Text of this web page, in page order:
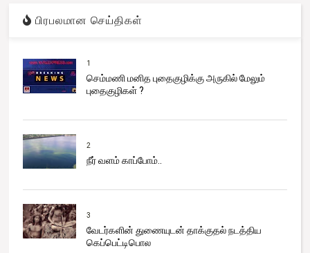
பிரபலமான செய்திகள்
1
செம்மணி மனித புதைகுழிக்கு அருகில் மேலும்
புதைகுழிகள் ?
2
நீர் வளம் காப்போம்..
3
வேடர்களின் துணையுடன் தாக்குதல் நடத்திய
கெப்பெட்டிபொல